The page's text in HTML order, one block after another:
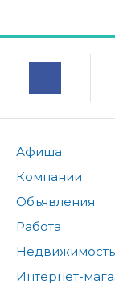
Афиша
Компании
Объявления
Работа
Недвижимость
Интернет-